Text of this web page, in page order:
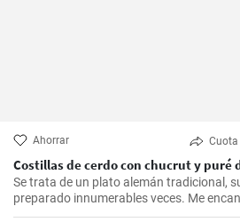
Ahorrar Cuota
Costillas de cerdo con chucrut y puré
Se trata de un plato alemán tradicional,
preparado innumerables veces. Me
Kassler combinado con el chucrut ácido